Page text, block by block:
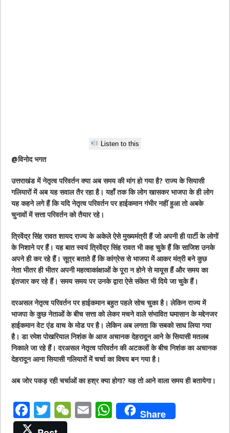
Listen to this
@विनोद भगत
उत्तराखंड में नेतृत्व परिवर्तन क्या अब समय की मांग हो गया है? राज्य के सियासी
गलियारों में अब यह सवाल तैर रहा है। यहाँ तक कि लोग खासकर भाजपा के ही लोग
यह कहने लगे हैं कि यदि नेतृत्व परिवर्तन पर हाईकमान गंभीर नहीं हुआ तो अबके
चुनावों में सत्ता परिवर्तन को तैयार रहे।
त्रिवेंद्र सिंह रावत शायद राज्य के अकेले ऐसे मुख्यमंत्री हैं जो अपनी ही पार्टी के लोगों
के निशाने पर हैं। यह बात स्वयं त्रिवेंद्र सिंह रावत भी कह चुके हैं कि साजिश उनके
अपने ही कर रहे हैं। सूत्र बताते हैं कि कांग्रेस से भाजपा में आकर मंत्री बने कुछ
नेता भीतर ही भीतर अपनी महत्वाकांक्षाओं के पूरा न होने से मायूस हैं और समय का
इंतजार कर रहे हैं। समय समय पर उनके द्वारा ऐसे संकेत भी दिये जा चुके हैं।
दरअसल नेतृत्व परिवर्तन पर हाईकमान बहुत पहले सोच चुका है। लेकिन राज्य में
भाजपा के कुछ नेताओं के बीच सत्ता को लेकर मचने वाले संभावित घमासान के मद्देनजर
हाईकमान वेट एंड वाच के मोड पर है। लेकिन अब लगता कि सबको साध लिया गया
है। डा रमेश पोखरियाल निशंक के आज अचानक देहरादून आने के सियासी मतलब
निकाले जा रहे हैं। दरअसल नेतृत्व परिवर्तन की अटकलों के बीच निशंक का अचानक
देहरादून आना सियासी गलियारों में चर्चा का विषय बन गया है।
अब जोर पकड़ रही चर्चाओं का हश्र क्या होगा? यह तो आने वाला समय ही बतायेगा।
F
a
T
w
W E
W
Share